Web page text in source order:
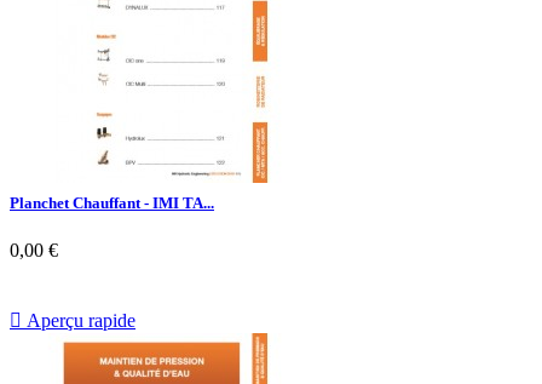
Planchet Chauffant - IMI TA...
0,00 €
 Aperçu rapide